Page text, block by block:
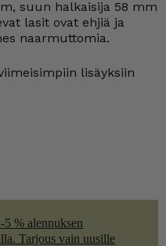
suun halkaisija 58 mm
lasit ovat ehjiä ja
naarmuttomia.
lisäyksiin
% alennuksen
Tarjous vain uusille